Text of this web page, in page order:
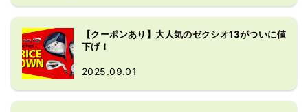
【クーポンあり】大人気のゼクシオ13がついに値
下げ！
2025.09.01